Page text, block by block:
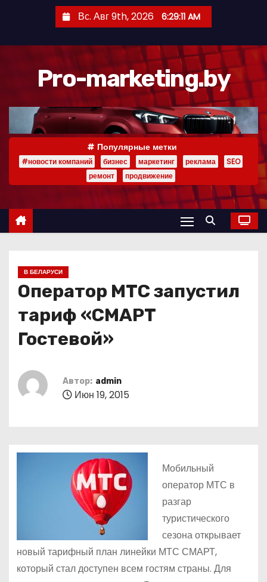
р
Вс. Авг 9th, 2026 6:29:12 AM
Pro-marketing.by
Популярные метки
#новости компаний бизнес маркетинг реклама
SEO
ремонт
продвижение
В БЕЛАРУСИ
Оператор МТС запустил
тариф «СМАРТ
Гостевой»
Автор: admin
Июн 19, 2015
Мобильный
оператор МТС в
разгар
туристического
сезона открывает
новый тарифный план линейки МТС СМАРТ,
который стал доступен всем гостям страны. Для